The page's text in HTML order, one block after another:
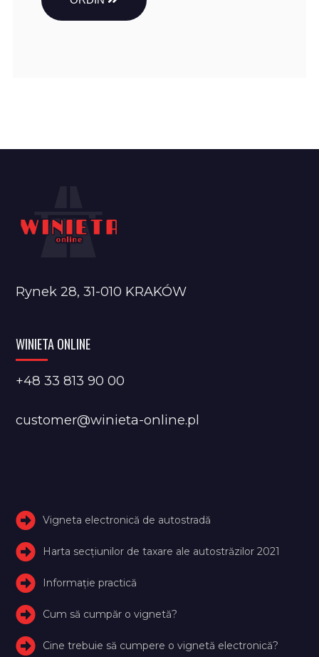
Rynek 28, 31-010 KRAKÓW
WINIETA ONLINE
+48 33 813 90 00
customer@winieta-online.pl
Vigneta electronică de autostradă
Harta secțiunilor de taxare ale autostrăzilor 2021
Informație practică
Cum să cumpăr o vignetă?
Cine trebuie să cumpere o vignetă electronică?